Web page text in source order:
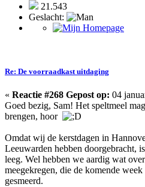
21.543
Geslacht:
Re: De voorraadkast uitdaging
« Reactie #268 Gepost op: 04
Goed bezig, Sam! Het speltmeel
brengen, hoor
Omdat wij de kerstdagen in
Leeuwarden hebben doorgebracht,
leeg. Wel hebben we aardig wat
meegekregen, die de komende
gesmeerd.